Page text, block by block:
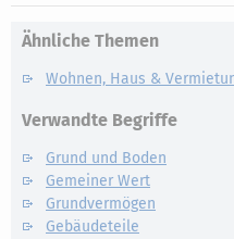
Ähnliche Themen
Wohnen, Haus &
Verwandte Begriffe
Grund und Boden
Gemeiner Wert
Grundvermögen
Gebäudeteile